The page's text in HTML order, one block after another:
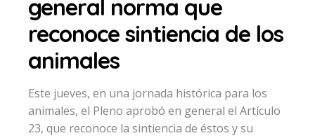
general norma que
reconoce sintiencia de los
animales
Este jueves, en una jornada histórica para los
animales, el Pleno aprobó en general el Artículo
23, que reconoce la sintiencia de éstos y su